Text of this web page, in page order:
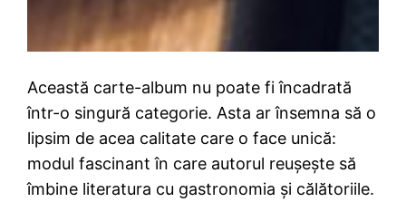
Această carte-album nu poate fi încadrată
într-o singură categorie. Asta ar însemna să o
lipsim de acea calitate care o face unică:
modul fascinant în care autorul reușește să
îmbine literatura cu gastronomia și călătoriile.